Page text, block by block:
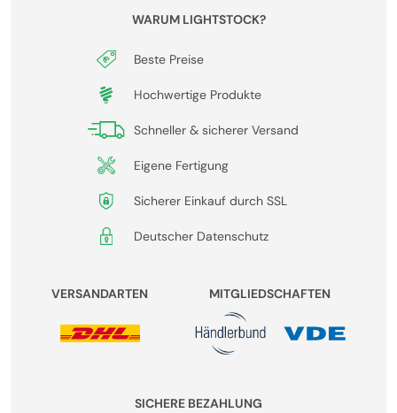
WARUM LIGHTSTOCK?
Beste Preise
Hochwertige Produkte
Schneller & sicherer Versand
Eigene Fertigung
Sicherer Einkauf durch SSL
Deutscher Datenschutz
VERSANDARTEN MITGLIEDSCHAFTEN
SICHERE BEZAHLUNG